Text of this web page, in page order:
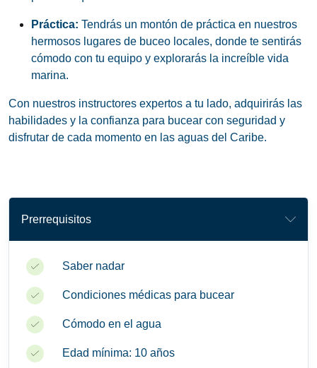
Práctica: Tendrás un montón de práctica en nuestros
hermosos lugares de buceo locales, donde te sentirás
cómodo con tu equipo y explorarás la increíble vida
marina.
Con nuestros instructores expertos a tu lado, adquirirás las
habilidades y la confianza para bucear con seguridad y
disfrutar de cada momento en las aguas del Caribe.
Prerrequisitos
Saber nadar
Condiciones médicas para bucear
Cómodo en el agua
Edad mínima: 10 años